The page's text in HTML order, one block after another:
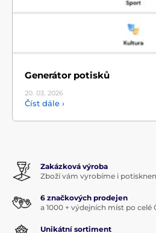
Generátor potisků
20. 03. 2026
Číst dále ›
Zakázková výroba
Zboží vám vyrobíme i
6 značkových prodejen
a 1000 + výdejních míst po celé
Unikátní sortiment